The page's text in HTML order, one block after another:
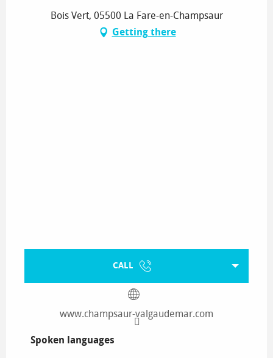
Bois Vert, 05500 La Fare-en-Champsaur
Getting there
CALL
www.champsaur-valgaudemar.com
Spoken languages
Spoken languages